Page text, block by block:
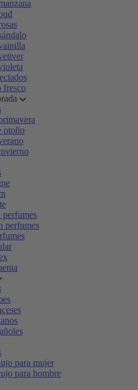
fresco
otoño
perfumes
perfumes
para mujer
para hombre